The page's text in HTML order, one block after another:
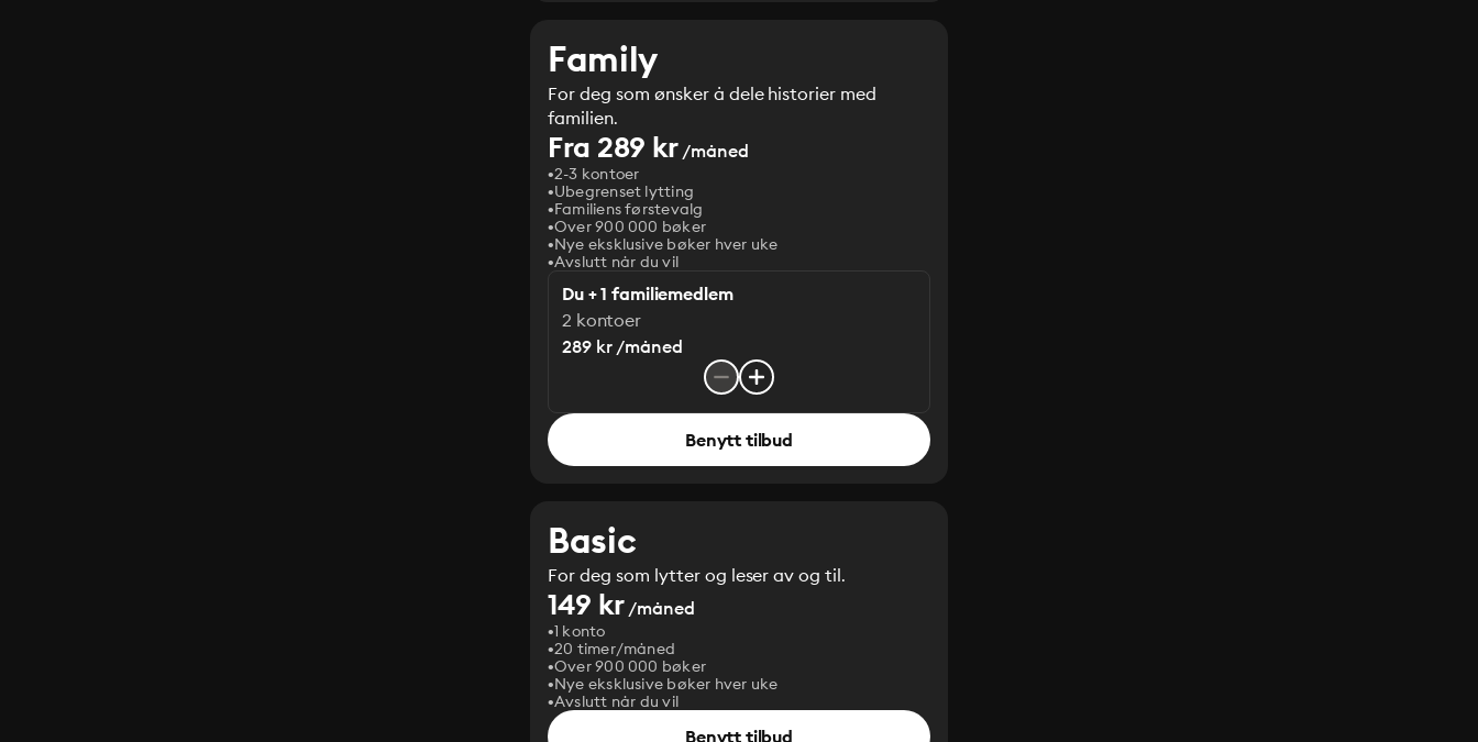
Family
For deg som ønsker å dele historier med
familien.
Fra 289 kr/måned
2-3 kontoer
Ubegrenset lytting
Familiens førstevalg
Over 900 000 bøker
Nye eksklusive bøker hver uke
Avslutt når du vil
Du + 1 familiemedlem
2 kontoer
289 kr /måned
Benytt tilbud
Basic
For deg som lytter og leser av og til.
149 kr/måned
1 konto
20 timer/måned
Over 900 000 bøker
Nye eksklusive bøker hver uke
Avslutt når du vil
Benytt tilbud